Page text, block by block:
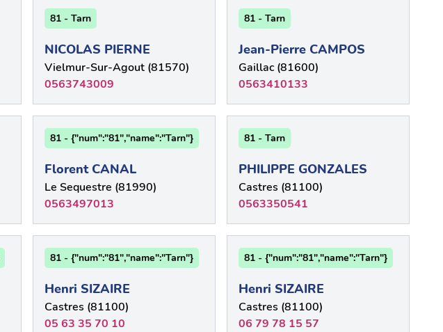
81 - Tarn
NICOLAS PIERNE
Vielmur-Sur-Agout (81570)
0563743009
81 - Tarn
Jean-Pierre CAMPOS
Gaillac (81600)
0563410133
81 - {"num":"81","name":"Tarn"}
Florent CANAL
Le Sequestre (81990)
0563497013
81 - Tarn
PHILIPPE GONZALES
Castres (81100)
0563350541
81 - {"num":"81","name":"Tarn"}
Henri SIZAIRE
Castres (81100)
05 63 35 70 10
81 - {"num":"81","name":"Tarn"}
Henri SIZAIRE
Castres (81100)
06 79 78 15 57